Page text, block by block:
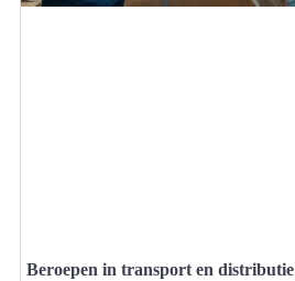
Beroepen in transport en distributie